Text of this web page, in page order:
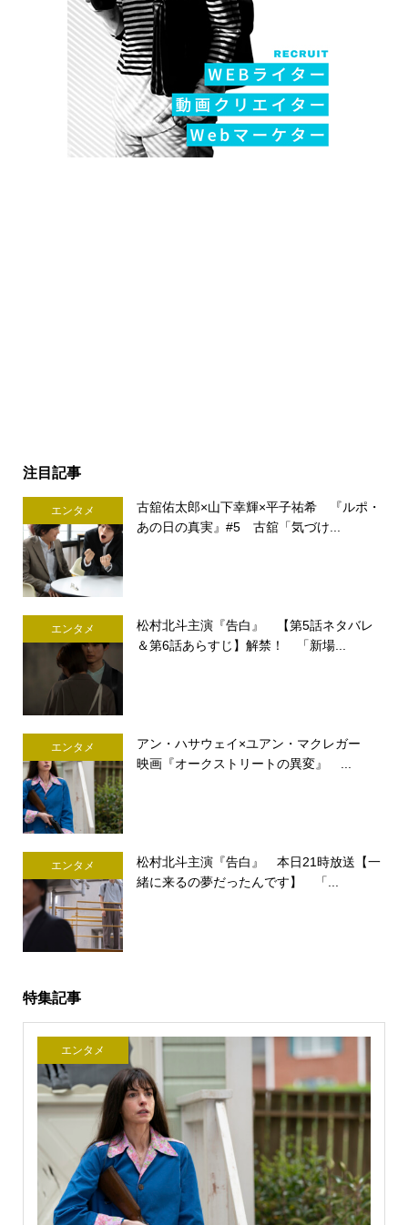
注目記事
エンタメ
古舘佑太郎×山下幸輝×平子祐希 『ルポ・
あの日の真実』#5 古舘「気づけ...
エンタメ
松村北斗主演『告白』 【第5話ネタバレ
＆第6話あらすじ】解禁！ 「新場...
エンタメ
アン・ハサウェイ×ユアン・マクレガー
映画『オークストリートの異変』 ...
エンタメ
松村北斗主演『告白』 本日21時放送【一
緒に来るの夢だったんです】 「...
特集記事
エンタメ